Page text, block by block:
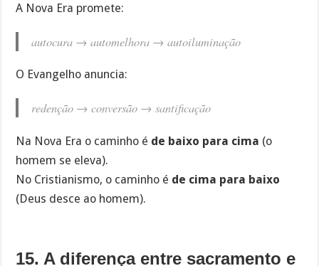
A Nova Era promete:
autocura → automelhora → autoiluminação
O Evangelho anuncia:
redenção → conversão → santificação
Na Nova Era o caminho é de baixo para cima (o
homem se eleva).
No Cristianismo, o caminho é de cima para baixo
(Deus desce ao homem).
15. A diferença entre sacramento e